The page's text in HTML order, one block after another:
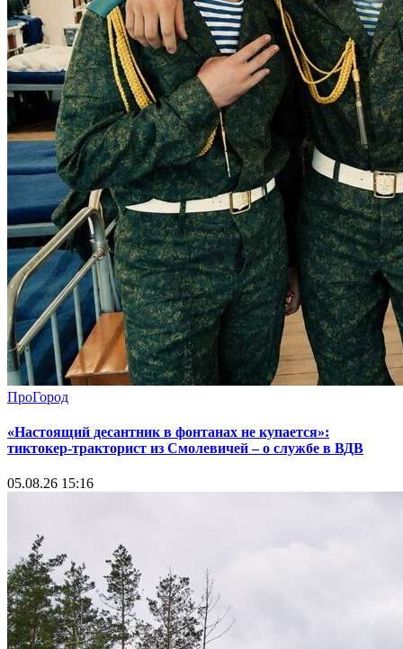
ПроГород
«Настоящий десантник в фонтанах не купается»:
тиктокер-тракторист из Смолевичей – о службе в ВДВ
05.08.26 15:16